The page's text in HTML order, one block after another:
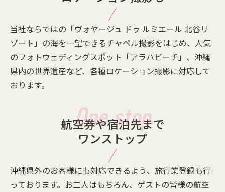
当社ならではの「ヴォヤージュ ドゥ ルミエール 北谷リ
ゾート」の海を一望できるチャペル撮影をはじめ、人気
のフォトウェディングスポット「アラハビーチ」、沖縄
県内の世界遺産など、各種ロケーション撮影に対応して
おります。
航空券や宿泊先まで
ワンストップ
沖縄県外のお客様にも対応できるよう、旅行業登録も行
っております。お二人はもちろん、ゲストの皆様の航空